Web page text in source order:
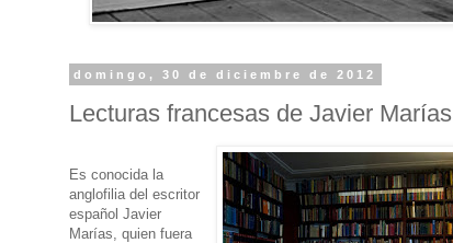
domingo, 30 de diciembre de 2012
Lecturas francesas de Javier Marías
Es conocida la
anglofilia del escritor
español Javier
Marías, quien fuera